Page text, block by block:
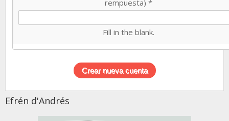
rempuesta) *
Fill in the blank.
Efrén d'Andrés